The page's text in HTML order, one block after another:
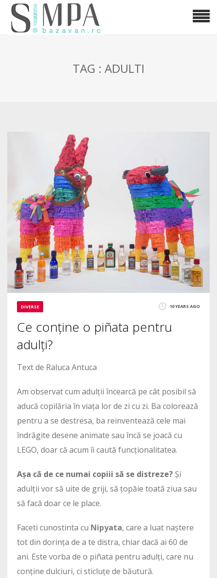
TAG : ADULTI
DIVERSE 10 YEARS AGO
Ce conține o piñata pentru
adulți?
Text de Raluca Antuca
Am observat cum adulții încearcă pe cât posibil să
aducă copilăria în viața lor de zi cu zi. Ba colorează
pentru a se destresa, ba reinventează cele mai
îndrăgite desene animate sau încă se joacă cu
LEGO, doar că acum îi caută funcționalitatea.
Așa că de ce numai copiii să se distreze? Și
adulții vor să uite de griji, să țopăie toată ziua sau
să facă doar ce le place.
Faceti cunostinta cu Nipyata, care a luat naștere
tot din dorința de a te distra, chiar dacă ai 60 de
ani. Este vorba de o piñata pentru adulți, care nu
conține dulciuri, ci sticluțe de băutură.